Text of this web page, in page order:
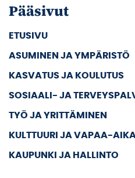
Pääsivut
ETUSIVU
ASUMINEN JA YMPÄRISTÖ
KASVATUS JA KOULUTUS
SOSIAALI- JA
TYÖ JA YRITTÄMINEN
KULTTUURI JA VAPAA-AIKA
KAUPUNKI JA HALLINTO